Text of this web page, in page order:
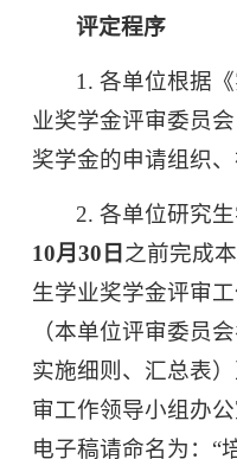
评定程序
1. 各单位根据
业奖学金评审委员
奖学金的申请组织、
2. 各单位研究
10月 30 日 之前完成
生学业奖学金评审
（本单位评审委员
实施细则、汇总表
审工作领导小组办
电子稿请命名为：“